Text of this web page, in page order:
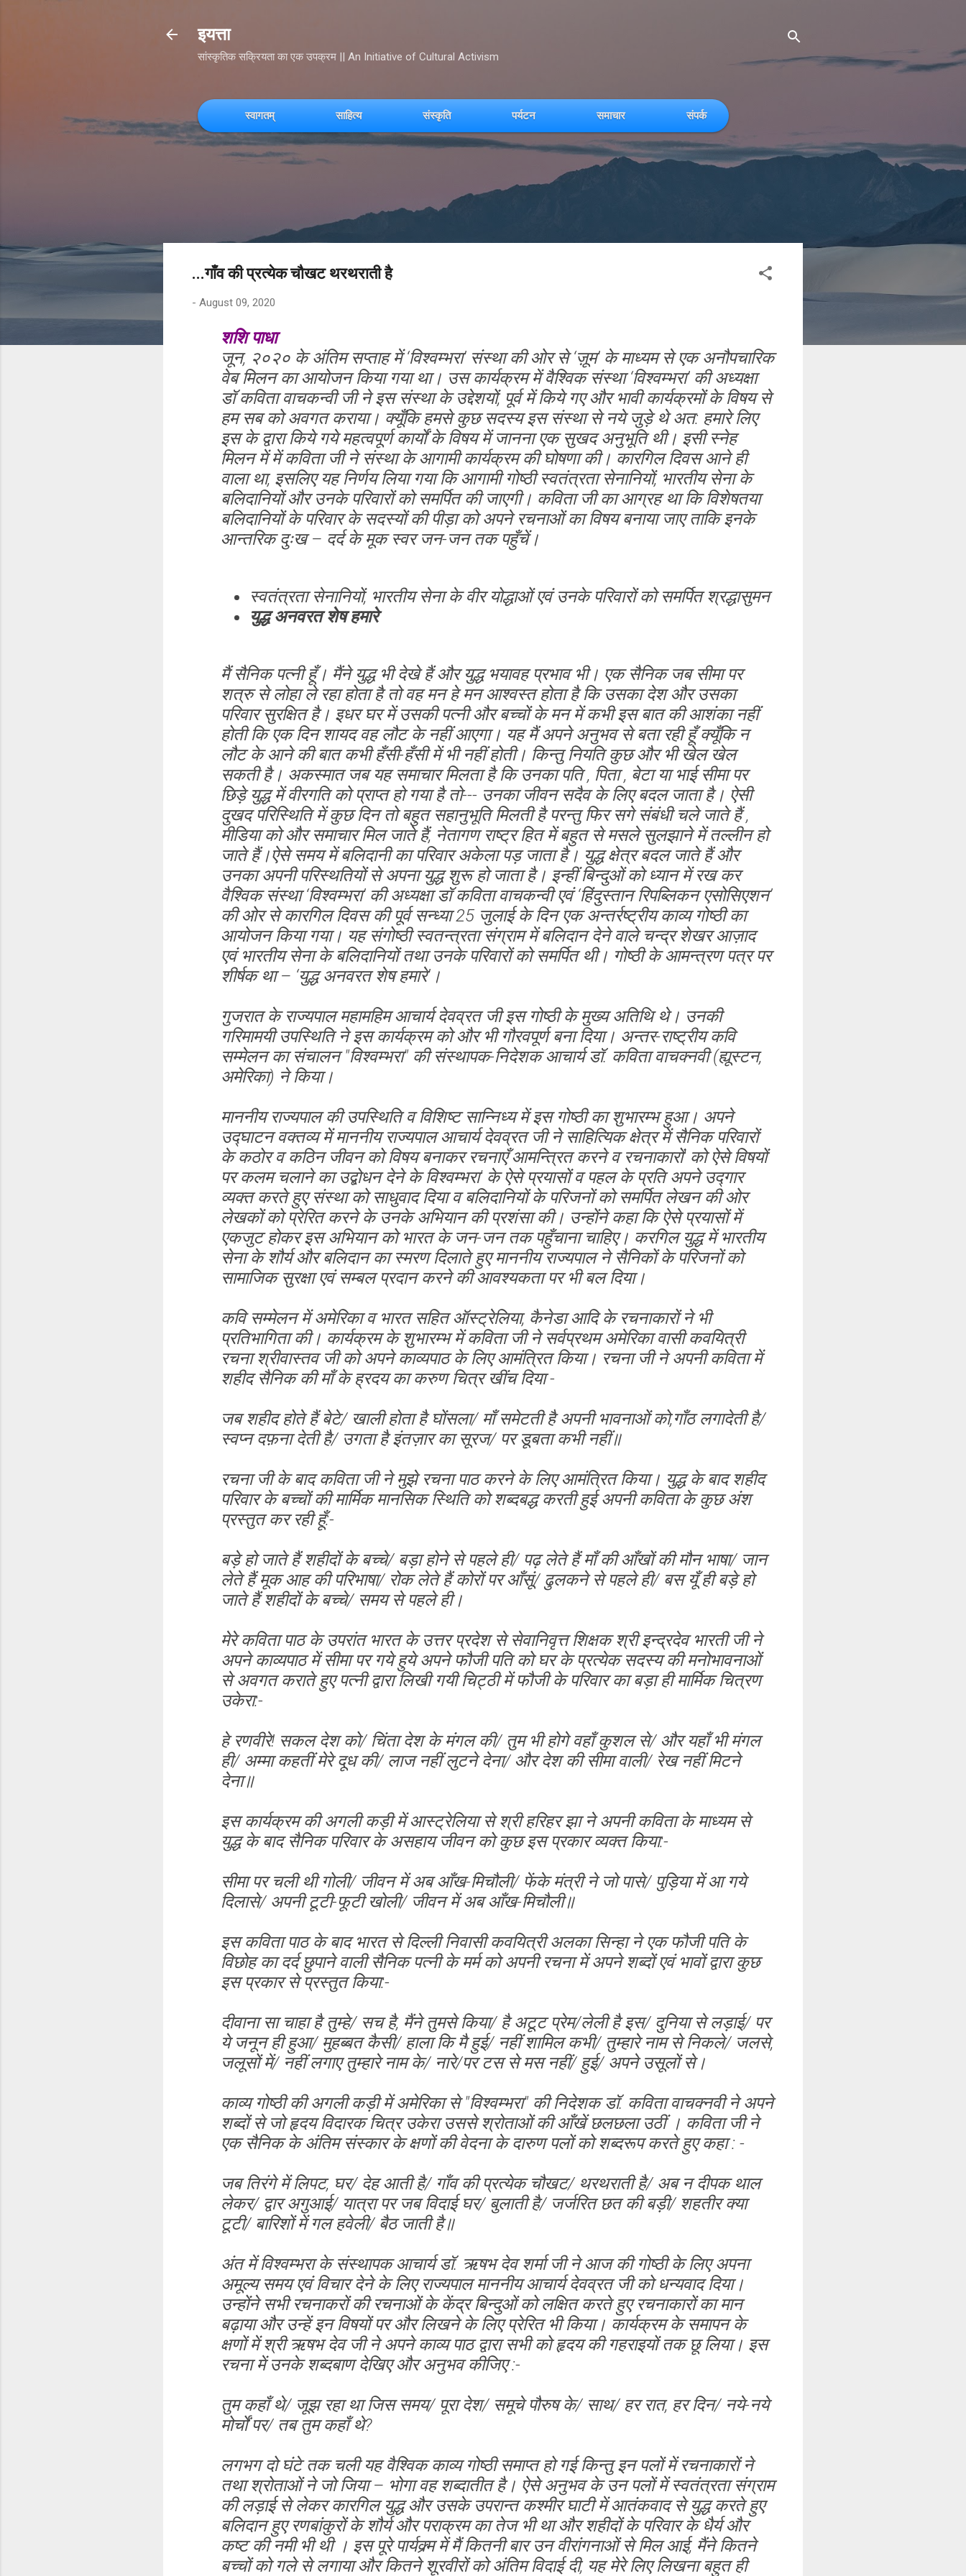
इयत्ता
सांस्कृतिक सक्रियता का एक उपक्रम || An Initiative of Cultural Activism
स्वागतम् साहित्य संस्कृति पर्यटन समाचार संपर्क
...गाँव की प्रत्येक चौखट थरथराती है
- August 09, 2020
शशि पाधा
जून, २०२० के अंतिम सप्ताह में ‘विश्वम्भरा’ संस्था की ओर से ‘ज़ूम’ के माध्यम से एक अनौपचारिक
वेब मिलन का आयोजन किया गया था। उस कार्यक्रम में वैश्विक संस्था ‘विश्वम्भरा’ की अध्यक्षा
डॉ कविता वाचकन्वी जी ने इस संस्था के उद्देशयों, पूर्व में किये गए और भावी कार्यक्रमों के विषय से
हम सब को अवगत कराया। क्यूँकि हमसे कुछ सदस्य इस संस्था से नये जुड़े थे अत: हमारे लिए
इस के द्वारा किये गये महत्वपूर्ण कार्यों के विषय में जानना एक सुखद अनुभूति थी। इसी स्नेह
मिलन में में कविता जी ने संस्था के आगामी कार्यक्रम की घोषणा की। कारगिल दिवस आने ही
वाला था, इसलिए यह निर्णय लिया गया कि आगामी गोष्ठी स्वतंत्रता सेनानियों, भारतीय सेना के
बलिदानियों और उनके परिवारों को समर्पित की जाएगी। कविता जी का आग्रह था कि विशेषतया
बलिदानियों के परिवार के सदस्यों की पीड़ा को अपने रचनाओं का विषय बनाया जाए ताकि इनके
आन्तरिक दुःख – दर्द के मूक स्वर जन-जन तक पहुँचें।
स्वतंत्रता सेनानियों, भारतीय सेना के वीर योद्धाओं एवं उनके परिवारों को समर्पित श्रद्धासुमन
युद्ध अनवरत शेष हमारे
मैं सैनिक पत्नी हूँ। मैंने युद्ध भी देखे हैं और युद्ध भयावह प्रभाव भी। एक सैनिक जब सीमा पर
शत्रु से लोहा ले रहा होता है तो वह मन हे मन आश्वस्त होता है कि उसका देश और उसका
परिवार सुरक्षित है। इधर घर में उसकी पत्नी और बच्चों के मन में कभी इस बात की आशंका नहीं
होती कि एक दिन शायद वह लौट के नहीं आएगा। यह मैं अपने अनुभव से बता रही हूँ क्यूँकि न
लौट के आने की बात कभी हँसी-हँसी में भी नहीं होती। किन्तु नियति कुछ और भी खेल खेल
सकती है। अकस्मात जब यह समाचार मिलता है कि उनका पति , पिता , बेटा या भाई सीमा पर
छिड़े युद्ध में वीरगति को प्राप्त हो गया है तो--- उनका जीवन सदैव के लिए बदल जाता है। ऐसी
दुखद परिस्थिति में कुछ दिन तो बहुत सहानुभूति मिलती है परन्तु फिर सगे संबंधी चले जाते हैं ,
मीडिया को और समाचार मिल जाते हैं, नेतागण राष्ट्र हित में बहुत से मसले सुलझाने में तल्लीन हो
जाते हैं।ऐसे समय में बलिदानी का परिवार अकेला पड़ जाता है। युद्ध क्षेत्र बदल जाते हैं और
उनका अपनी परिस्थतियों से अपना युद्ध शुरू हो जाता है। इन्हीं बिन्दुओं को ध्यान में रख कर
वैश्विक संस्था ‘विश्वम्भरा’ की अध्यक्षा डॉ कविता वाचकन्वी एवं ‘हिंदुस्तान रिपब्लिकन एसोसिएशन’
की ओर से कारगिल दिवस की पूर्व सन्ध्या 25 जुलाई के दिन एक अन्तर्रष्ट्रीय काव्य गोष्ठी का
आयोजन किया गया। यह संगोष्ठी स्वतन्त्रता संग्राम में बलिदान देने वाले चन्द्र शेखर आज़ाद
एवं भारतीय सेना के बलिदानियों तथा उनके परिवारों को समर्पित थी। गोष्ठी के आमन्त्रण पत्र पर
शीर्षक था – ‘युद्ध अनवरत शेष हमारे’।
गुजरात के राज्यपाल महामहिम आचार्य देवव्रत जी इस गोष्ठी के मुख्य अतिथि थे। उनकी
गरिमामयी उपस्थिति ने इस कार्यक्रम को और भी गौरवपूर्ण बना दिया। अन्तर-राष्ट्रीय कवि
सम्मेलन का संचालन "विश्वम्भरा" की संस्थापक-निदेशक आचार्य डॉ. कविता वाचक्नवी (ह्यूस्टन,
अमेरिका) ने किया।
माननीय राज्यपाल की उपस्थिति व विशिष्ट सान्निध्य में इस गोष्ठी का शुभारम्भ हुआ। अपने
उद्घाटन वक्तव्य में माननीय राज्यपाल आचार्य देवव्रत जी ने साहित्यिक क्षेत्र में सैनिक परिवारों
के कठोर व कठिन जीवन को विषय बनाकर रचनाएँ आमन्त्रित करने व रचनाकारों' को ऐसे विषयों
पर कलम चलाने का उद्बोधन देने के विश्वम्भरा' के ऐसे प्रयासों व पहल के प्रति अपने उद्गार
व्यक्त करते हुए संस्था को साधुवाद दिया व बलिदानियों के परिजनों को समर्पित लेखन की ओर
लेखकों को प्रेरित करने के उनके अभियान की प्रशंसा की। उन्होंने कहा कि ऐसे प्रयासों में
एकजुट होकर इस अभियान को भारत के जन-जन तक पहुँचाना चाहिए। करगिल युद्ध में भारतीय
सेना के शौर्य और बलिदान का स्मरण दिलाते हुए माननीय राज्यपाल ने सैनिकों के परिजनों को
सामाजिक सुरक्षा एवं सम्बल प्रदान करने की आवश्यकता पर भी बल दिया।
कवि सम्मेलन में अमेरिका व भारत सहित ऑस्ट्रेलिया, कैनेडा आदि के रचनाकारों ने भी
प्रतिभागिता की। कार्यक्रम के शुभारम्भ में कविता जी ने सर्वप्रथम अमेरिका वासी कवयित्री
रचना श्रीवास्तव जी को अपने काव्यपाठ के लिए आमंत्रित किया। रचना जी ने अपनी कविता में
शहीद सैनिक की माँ के ह्रदय का करुण चित्र खींच दिया -
जब शहीद होते हैं बेटे/ खाली होता है घोंसला/ माँ समेटती है अपनी भावनाओं को,गाँठ लगादेती है/
स्वप्न दफ़ना देती है/ उगता है इंतज़ार का सूरज/ पर डूबता कभी नहीं॥
रचना जी के बाद कविता जी ने मुझे रचना पाठ करने के लिए आमंत्रित किया। युद्ध के बाद शहीद
परिवार के बच्चों की मार्मिक मानसिक स्थिति को शब्दबद्ध करती हुई अपनी कविता के कुछ अंश
प्रस्तुत कर रही हूँ:-
बड़े हो जाते हैं शहीदों के बच्चे/ बड़ा होने से पहले ही/ पढ़ लेते हैं माँ की आँखों की मौन भाषा/ जान
लेते हैं मूक आह की परिभाषा/ रोक लेते हैं कोरों पर आँसूं/ ढुलकने से पहले ही/ बस यूँ ही बड़े हो
जाते हैं शहीदों के बच्चे/ समय से पहले ही।
मेरे कविता पाठ के उपरांत भारत के उत्तर प्रदेश से सेवानिवृत्त शिक्षक श्री इन्द्रदेव भारती जी ने
अपने काव्यपाठ में सीमा पर गये हुये अपने फौजी पति को घर के प्रत्येक सदस्य की मनोभावनाओं
से अवगत कराते हुए पत्नी द्वारा लिखी गयी चिट्ठी में फौजी के परिवार का बड़ा ही मार्मिक चित्रण
उकेरा:-
हे रणवीरे! सकल देश को/ चिंता देश के मंगल की/ तुम भी होगे वहाँ कुशल से/ और यहाँ भी मंगल
ही/ अम्मा कहतीं मेरे दूध की/ लाज नहीं लुटने देना/ और देश की सीमा वाली/ रेख नहीं मिटने
देना॥
इस कार्यक्रम की अगली कड़ी में आस्ट्रेलिया से श्री हरिहर झा ने अपनी कविता के माध्यम से
युद्ध के बाद सैनिक परिवार के असहाय जीवन को कुछ इस प्रकार व्यक्त किया:-
सीमा पर चली थी गोली/ जीवन में अब आँख-मिचौली/ फेंके मंत्री ने जो पासे/ पुड़िया में आ गये
दिलासे/ अपनी टूटी-फूटी खोली/ जीवन में अब आँख-मिचौली॥
इस कविता पाठ के बाद भारत से दिल्ली निवासी कवयित्री अलका सिन्हा ने एक फौजी पति के
विछोह का दर्द छुपाने वाली सैनिक पत्नी के मर्म को अपनी रचना में अपने शब्दों एवं भावों द्वारा कुछ
इस प्रकार से प्रस्तुत किया:-
दीवाना सा चाहा है तुम्हे/ सच है, मैंने तुमसे किया/ है अटूट प्रेम/लेली है इस/ दुनिया से लड़ाई/ पर
ये जनून ही हुआ/ मुहब्बत कैसी/ हाला कि मै हुई/ नहीं शामिल कभी/ तुम्हारे नाम से निकले/ जलसे,
जलूसों में/ नहीं लगाए तुम्हारे नाम के/ नारे/पर टस से मस नहीं/ हुई/ अपने उसूलों से।
काव्य गोष्ठी की अगली कड़ी में अमेरिका से "विश्वम्भरा" की निदेशक डॉ. कविता वाचक्नवी ने अपने
शब्दों से जो हृदय विदारक चित्र उकेरा उससे श्रोताओं की आँखें छलछला उठीं । कविता जी ने
एक सैनिक के अंतिम संस्कार के क्षणों की वेदना के दारुण पलों को शब्दरूप करते हुए कहा : -
जब तिरंगे में लिपट, घर/ देह आती है/ गाँव की प्रत्येक चौखट/ थरथराती है/ अब न दीपक थाल
लेकर/ द्वार अगुआई/ यात्रा पर जब विदाई घर/ बुलाती है/ जर्जरित छत की बड़ी/ शहतीर क्या
टूटी/ बारिशों में गल हवेली/ बैठ जाती है॥
अंत में विश्वम्भरा के संस्थापक आचार्य डॉ. ऋषभ देव शर्मा जी ने आज की गोष्ठी के लिए अपना
अमूल्य समय एवं विचार देने के लिए राज्यपाल माननीय आचार्य देवव्रत जी को धन्यवाद दिया।
उन्होंने सभी रचनाकरों की रचनाओं के केंद्र बिन्दुओं को लक्षित करते हुए रचनाकारों का मान
बढ़ाया और उन्हें इन विषयों पर और लिखने के लिए प्रेरित भी किया। कार्यक्रम के समापन के
क्षणों में श्री ऋषभ देव जी ने अपने काव्य पाठ द्वारा सभी को हृदय की गहराइयों तक छू लिया। इस
रचना में उनके शब्दबाण देखिए और अनुभव कीजिए :-
तुम कहाँ थे/ जूझ रहा था जिस समय/ पूरा देश/ समूचे पौरुष के/ साथ/ हर रात, हर दिन/ नये-नये
मोर्चों पर/ तब तुम कहाँ थे?
लगभग दो घंटे तक चली यह वैश्विक काव्य गोष्ठी समाप्त हो गई किन्तु इन पलों में रचनाकारों ने
तथा श्रोताओं ने जो जिया – भोगा वह शब्दातीत है। ऐसे अनुभव के उन पलों में स्वतंत्रता संग्राम
की लड़ाई से लेकर कारगिल युद्ध और उसके उपरान्त कश्मीर घाटी में आतंकवाद से युद्ध करते हुए
बलिदान हुए रणबांकुरों के शौर्य और पराक्रम का तेज भी था और शहीदों के परिवार के धैर्य और
कष्ट की नमी भी थी । इस पूरे पार्यक्र्म में मैं कितनी बार उन वीरांगनाओं से मिल आई, मैंने कितने
बच्चों को गले से लगाया और कितने शूरवीरों को अंतिम विदाई दी, यह मेरे लिए लिखना बहुत ही